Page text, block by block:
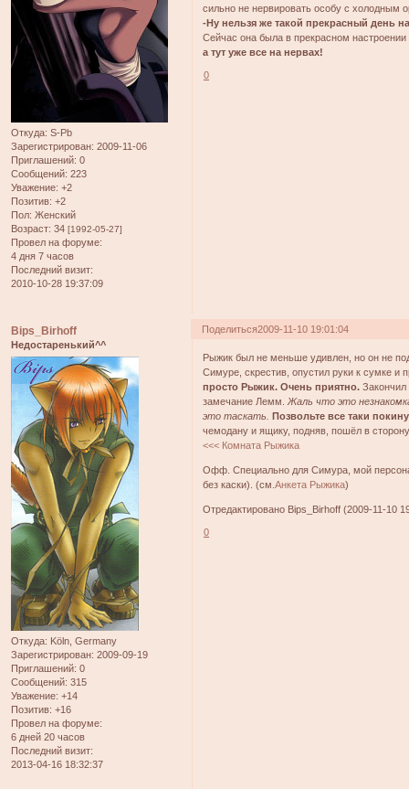
Откуда: S-Pb
Зарегистрирован: 2009-11-06
Приглашений: 0
Сообщений: 223
Уважение: +2
Позитив: +2
Пол: Женский
Возраст: 34 [1992-05-27]
Провел на форуме:
4 дня 7 часов
Последний визит:
2010-10-28 19:37:09
сильно не нервировать особу с холодным
-Ну нельзя же такой прекрасный день
Сейчас она была в прекрасном
а тут уже все на нервах!
0
Поделиться2009-11-10 19:01:04
Bips_Birhoff
Недостаренький^^
Откуда: Köln, Germany
Зарегистрирован: 2009-09-19
Приглашений: 0
Сообщений: 315
Уважение: +14
Позитив: +16
Провел на форуме:
6 дней 20 часов
Последний визит:
2013-04-16 18:32:37
Рыжик был не меньше удивлен, но он не
Симуре, скрестив, опустил руки к сумке и
просто Рыжик. Очень приятно.
замечание Лемм.Жаль что это
это таскать. Позвольте все таки
чемодану и ящику, подняв, пошёл в
<<< Комната Рыжика
Офф. Специально для Симура, мой
без каски). (см.Анкета Рыжика)
Отредактировано Bips_Birhoff (2009-11-10
0